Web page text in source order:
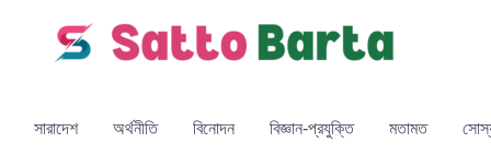
সারাদেশ অর্থনীতি বিনোদন বিজ্ঞান-প্রযুক্তি মতামত